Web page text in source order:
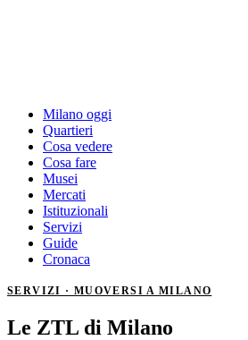
Milano oggi
Quartieri
Cosa vedere
Cosa fare
Musei
Mercati
Istituzionali
Servizi
Guide
Cronaca
SERVIZI · MUOVERSI A MILANO
Le ZTL di Milano